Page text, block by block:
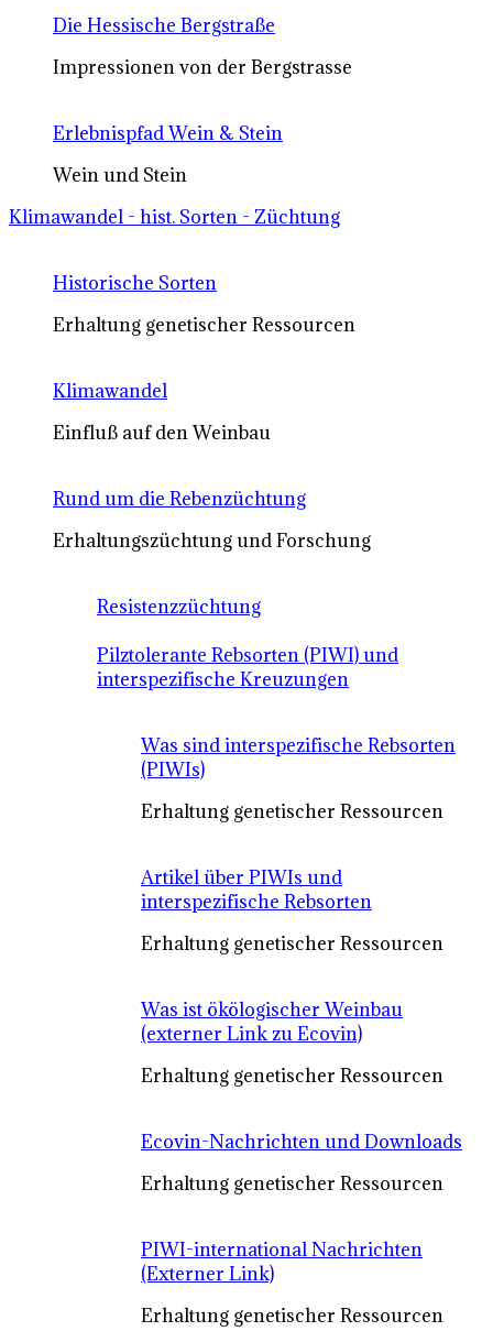
Die Hessische Bergstraße
Impressionen von der Bergstrasse
Erlebnispfad Wein & Stein
Wein und Stein
Klimawandel - hist. Sorten - Züchtung
Historische Sorten
Erhaltung genetischer Ressourcen
Klimawandel
Einfluß auf den Weinbau
Rund um die Rebenzüchtung
Erhaltungszüchtung und Forschung
Resistenzzüchtung
Pilztolerante Rebsorten (PIWI) und
interspezifische Kreuzungen
Was sind interspezifische Rebsorten
(PIWIs)
Erhaltung genetischer Ressourcen
Artikel über PIWIs und
interspezifische Rebsorten
Erhaltung genetischer Ressourcen
Was ist ökölogischer Weinbau
(externer Link zu Ecovin)
Erhaltung genetischer Ressourcen
Ecovin-Nachrichten und Downloads
Erhaltung genetischer Ressourcen
PIWI-international Nachrichten
(Externer Link)
Erhaltung genetischer Ressourcen